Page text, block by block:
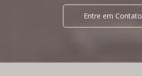
Entre em Contato